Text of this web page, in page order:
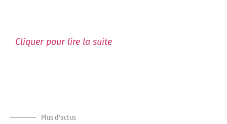
Cliquer pour lire la suite
Plus d'actus